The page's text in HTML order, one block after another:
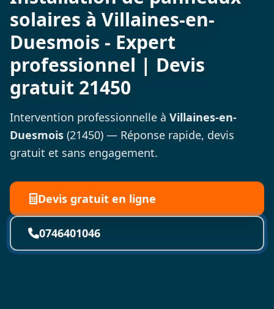
solaires à Villaines-en-
Duesmois - Expert
professionnel | Devis
gratuit 21450
Intervention professionnelle à Villaines-en-
Duesmois (21450) — Réponse rapide, devis
gratuit et sans engagement.
Devis gratuit en ligne
0746401046